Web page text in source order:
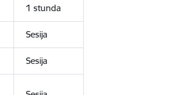
1 stunda
Sesija
Sesija